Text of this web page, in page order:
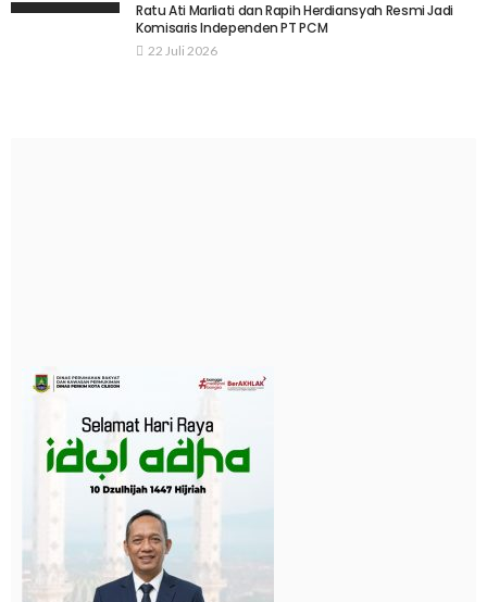
Ratu Ati Marliati dan Rapih Herdiansyah Resmi Jadi
Komisaris Independen PT PCM
22 Juli 2026